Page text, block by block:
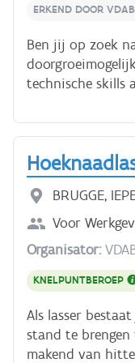
van je
Bedrijven en
voor een
ERKEND DOOR VDAB
Ben jij op zoek
technische skills
dan nu in voor
duiken we in de
je een unieke
functies te
de fascinerende
van voeding en
techniek en
technologische
wereld van de
Leer veilig
optimaliseert
BRUGGE,
Voor
Organisator:
KNELPUNTBEROEP
Als lasser
stand te
makend van